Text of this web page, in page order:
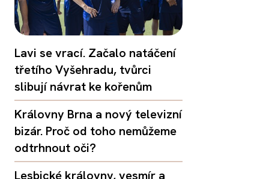
Lavi se vrací. Začalo natáčení
třetího Vyšehradu, tvůrci
slibují návrat ke kořenům
Královny Brna a nový televizní
bizár. Proč od toho nemůžeme
odtrhnout oči?
Lesbické královny, vesmír a